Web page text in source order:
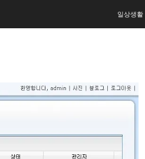
일상생활